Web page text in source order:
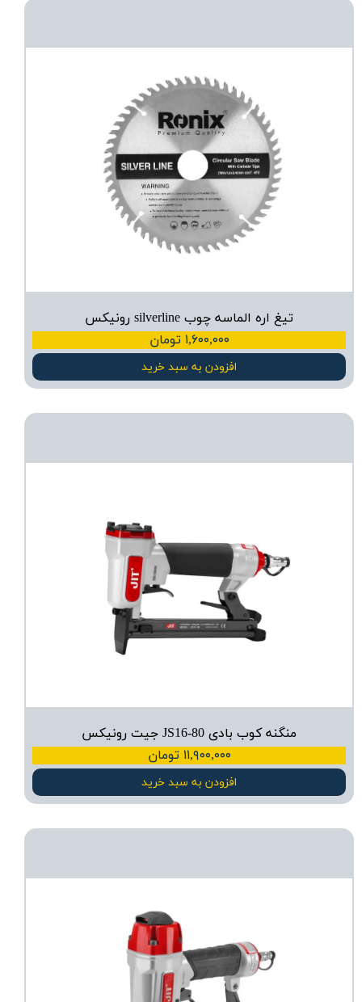
تیغ اره الماسه چوب silverline رونیکس
۱,۶۰۰,۰۰۰ تومان
افزودن به سبد خرید
منگنه کوب بادی JS16-80 جیت رونیکس
۱۱,۹۰۰,۰۰۰ تومان
افزودن به سبد خرید